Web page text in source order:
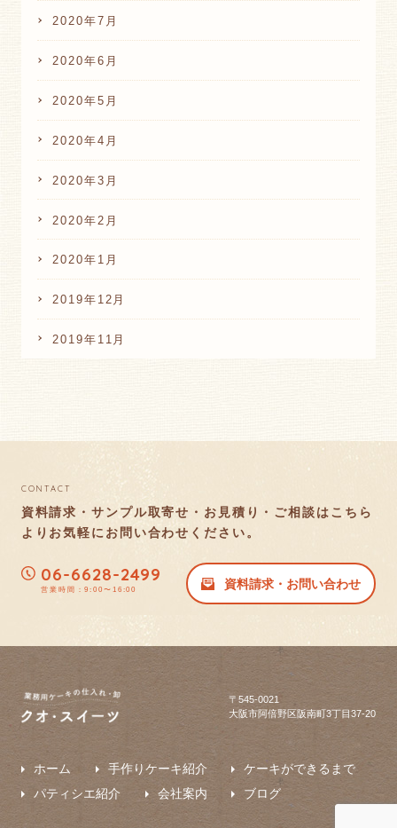
2020年7月
2020年6月
2020年5月
2020年4月
2020年3月
2020年2月
2020年1月
2019年12月
2019年11月
CONTACT
資料請求・サンプル取寄せ・お見積り・ご相談はこちら
より お気軽にお問い合わせください。
06-6628-2499
営業時間：9:00〜16:00 資料請求・お問い合わせ
〒545-0021
大阪市阿倍野区阪南町3丁目37-20
ホーム 手作りケーキ紹介
ケーキができるまで
パティシエ紹介
会社案内 ブログ